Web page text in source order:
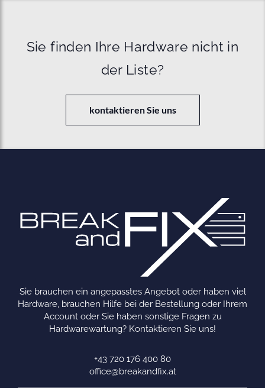
Sie finden Ihre Hardware nicht in
der Liste?
kontaktieren Sie uns
Sie brauchen ein angepasstes Angebot oder haben viel
Hardware, brauchen Hilfe bei der Bestellung oder Ihrem
Account oder Sie haben sonstige Fragen zu
Hardwarewartung? Kontaktieren Sie uns!
+43 720 176 400 80
office@breakandfix.at